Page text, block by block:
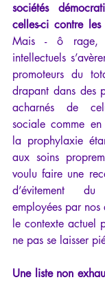
sociétés
Mais - ô rage,
intellectuels
promoteurs du
drapant dans des
acharnés de
sociale comme
la prophylaxie
aux soins
voulu faire une
d’évitement
employées par nos
le contexte actuel
ne pas se laisser
Une liste non